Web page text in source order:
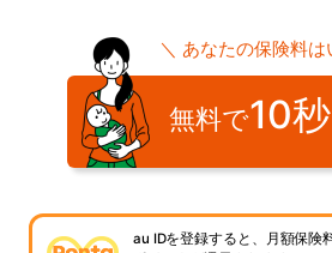
＼ あなたの保険料は
無料で10秒
au IDを登録すると、月額保険